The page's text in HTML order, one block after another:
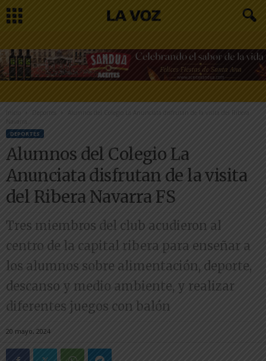
Inicio
Alumnos del Colegio La Anunciata disfrutan de la visita del Ribera
Navarra...
DEPORTES
Alumnos del Colegio La
Anunciata disfrutan de la visita
del Ribera Navarra FS
Tres miembros del club acudieron al
centro de la capital ribera para enseñar a
los alumnos sobre alimentación, deporte,
descanso y medio ambiente, y realizar
diferentes juegos con balón
20 mayo, 2024